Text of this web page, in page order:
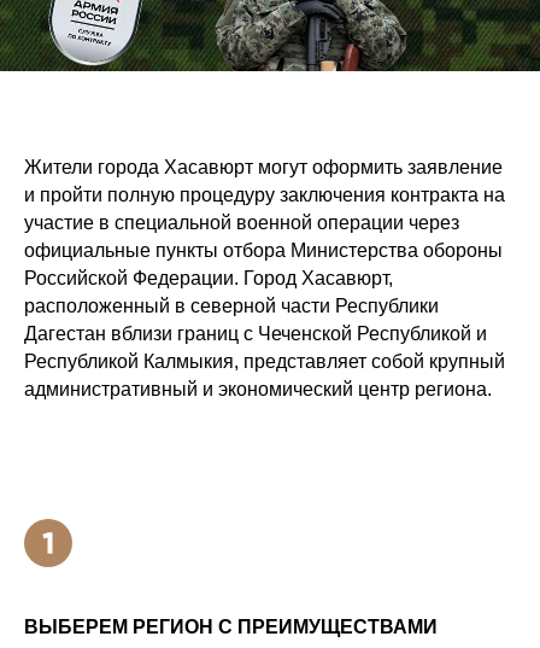
Жители города Хасавюрт могут оформить заявление
и пройти полную процедуру заключения контракта на
участие в специальной военной операции через
официальные пункты отбора Министерства обороны
Российской Федерации. Город Хасавюрт,
расположенный в северной части Республики
Дагестан вблизи границ с Чеченской Республикой и
Республикой Калмыкия, представляет собой крупный
административный и экономический центр региона.
ВЫБЕРЕМ РЕГИОН С ПРЕИМУЩЕСТВАМИ